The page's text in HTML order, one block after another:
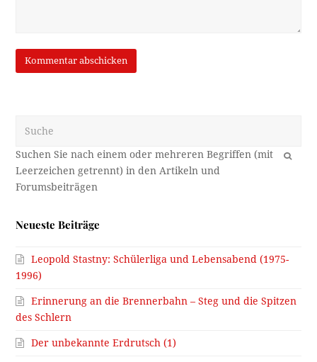
OK
Neueste Beiträge
Leopold Stastny: Schülerliga und Lebensabend (1975-
1996)
Erinnerung an die Brennerbahn – Steg und die Spitzen
des Schlern
Der unbekannte Erdrutsch (1)